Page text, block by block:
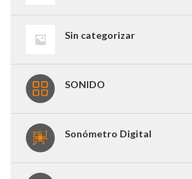
Sin categorizar
SONIDO
Sonómetro Digital